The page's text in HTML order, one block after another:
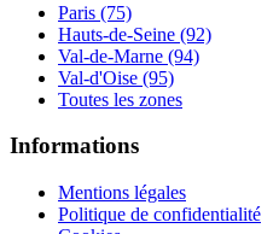
Paris (75)
Hauts-de-Seine (92)
Val-de-Marne (94)
Val-d'Oise (95)
Toutes les zones
Informations
Mentions légales
Politique de confidentialité